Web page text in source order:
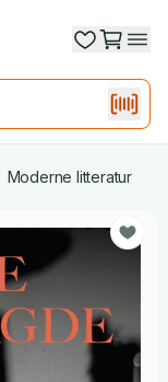
Moderne litteratur